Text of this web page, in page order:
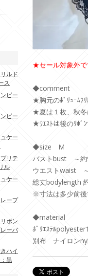
★セール対象外
◆comment
★胸元のﾎﾞﾘｭｰﾑﾌﾘ
★夏は１枚、秋冬
★ｳｴｽﾄは後のﾘﾎﾞ
◆size M
バストbust ～約
ウエストwaist
総丈bodylength
※寸法は多少前後
◆material
ﾎﾟﾘｴｽﾃﾙ
別布 ナイロン
ルド
ス
ピー
ピー
ケー
リテ
ル
ケー
ープ
ボン
ーバ
ハイ
黒